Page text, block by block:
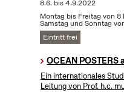
8.6. bis4.9.2022
Montag bis Freitag von 8
Samstag und Sonntag
Eintritt frei
OCEAN
Ein internationales
Leitung von Prof. h.c.